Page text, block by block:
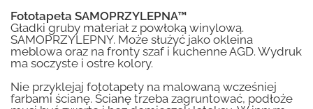
Fototapeta SAMOPRZYLEPNA™
Gładki gruby materiał z powłoką winylową.
SAMOPRZYLEPNY. Może służyć jako okleina
meblowa oraz na fronty szaf i kuchenne AGD. Wydruk
ma soczyste i ostre kolory.
Nie przyklejaj fototapety na malowaną wcześniej
farbami ścianę. Ścianę trzeba zagruntować, podłoże